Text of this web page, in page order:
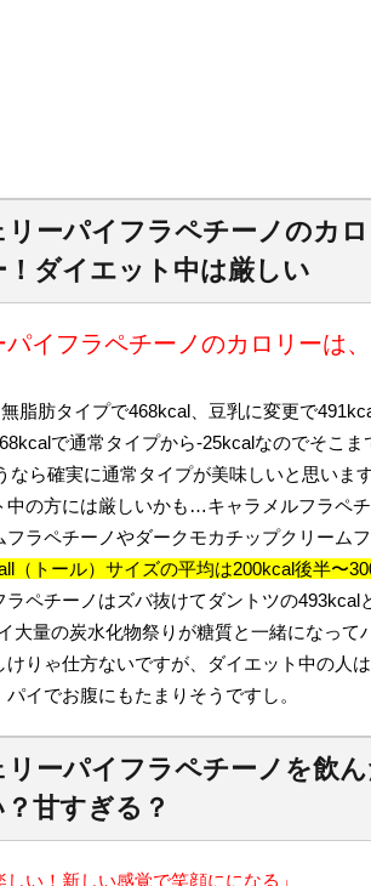
ーパイフラペチーノのカ
ダイエット中は厳しい
パイフラペチーノのカロリーは
脂肪タイプで468kcal、豆乳に変更で
で通常タイプから-25kcalなのでそこま
ら確実に通常タイプが美味しいと思います
中の方には厳しいかも…キャラメルフラペ
ラペチーノやダークモカチップクリームフ
（トール）サイズの平均は200kcal後半〜
ペチーノはズバ抜けてダントツの493kcal
大量の炭水化物祭りが糖質と一緒になって
りゃ仕方ないですが、ダイエット中の人
イでお腹にもたまりそうですし。
ーパイフラペチーノを飲ん
甘すぎる？
しい！新しい感覚で笑顔にになる」